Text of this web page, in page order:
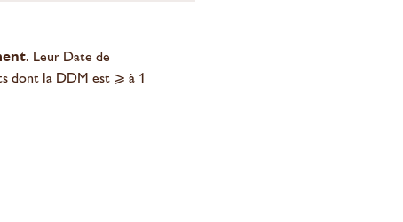
. Leur Date de
dont la DDM est ⩾ à 1